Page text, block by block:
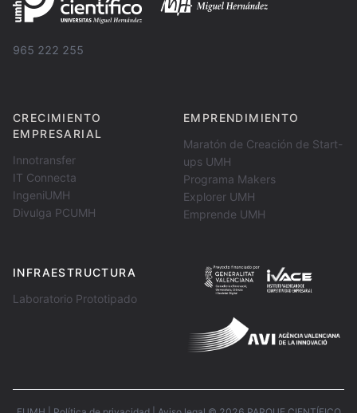
965 222 255
CRECIMIENTO
EMPRESARIAL
Innotransfer
IT Connecta
IngeniUMH
Divulga PCUMH
EMPRENDIMIENTO
Maratón de Creación de Start-
ups UMH
Programa Makers
Explorer UMH
Emprende UMH
INFRAESTRUCTURA
Laboratorio Prototipado